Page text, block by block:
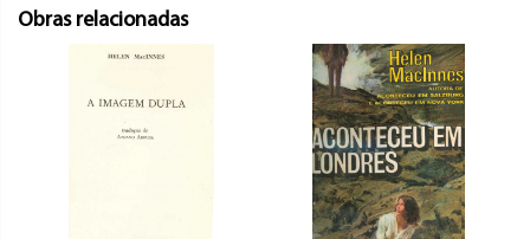
Obras relacionadas